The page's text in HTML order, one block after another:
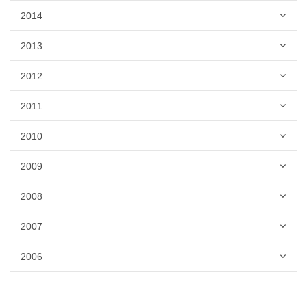
2014
2013
2012
2011
2010
2009
2008
2007
2006